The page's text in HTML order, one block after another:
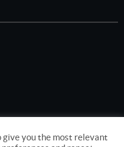
give you the most relevant